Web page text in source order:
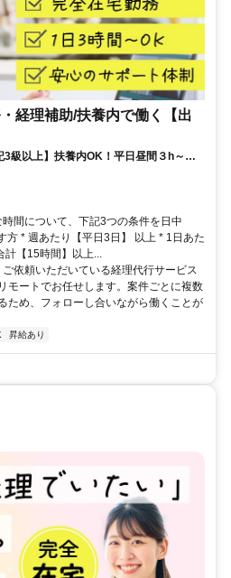
経理補助/扶養内で働く【出
3級以上】扶養内OK！平日昼間３h～。
歓迎♪
間について、下記3つの条件を日中
方 * 週あたり【平日3日】 以上 * 1日あた
計【15時間】以上...
依頼いただいている経理代行サービス
モートでお任せします。案件ごとに複数
ため、フォローし合いながら働くことが
昇給あり